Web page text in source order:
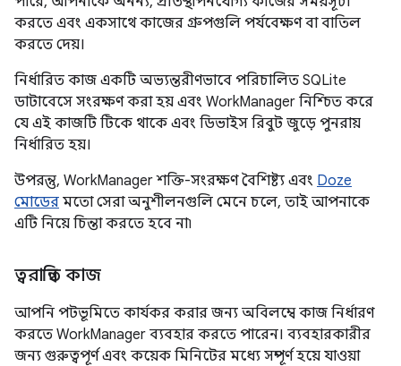
করতে এবং একসাথে কাজের গ্রুপগুলি পর্যবেক্ষণ বা বাতিল
করতে দেয়।
নির্ধারিত কাজ একটি অভ্যন্তরীণভাবে পরিচালিত SQLite
ডাটাবেসে সংরক্ষণ করা হয় এবং WorkManager নিশ্চিত করে
যে এই কাজটি টিকে থাকে এবং ডিভাইস রিবুট জুড়ে পুনরায়
নির্ধারিত হয়।
উপরন্তু, WorkManager শক্তি-সংরক্ষণ বৈশিষ্ট্য এবং Doze
মোডের মতো সেরা অনুশীলনগুলি মেনে চলে, তাই আপনাকে
এটি নিয়ে চিন্তা করতে হবে না৷
ত্বরান্বিত কাজ
আপনি পটভূমিতে কার্যকর করার জন্য অবিলম্বে কাজ নির্ধারণ
করতে WorkManager ব্যবহার করতে পারেন। ব্যবহারকারীর
জন্য গুরুত্বপূর্ণ এবং কয়েক মিনিটের মধ্যে সম্পূর্ণ হয়ে যাওয়া